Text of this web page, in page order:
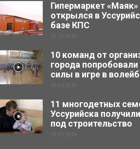
Гипермаркет «Маяк»
открылся в
базе КПС
23.12.2019
10 команд от
города попробовали
силы в игре в
30.04.2019
11 многодетных
Уссурийска
под строительство
29.03.2019